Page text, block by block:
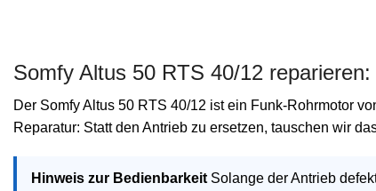
Somfy Altus 50 RTS 40/12
Der Somfy Altus 50 RTS 40/12 ist ein Funk-Rohrmotor
Reparatur: Statt den Antrieb zu ersetzen, tauschen wir
Hinweis zur Bedienbarkeit Solange der Antrieb